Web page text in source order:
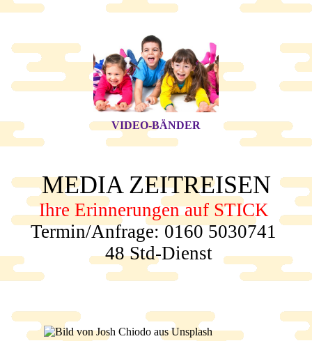
VIDEO-BÄNDER
MEDIAZEITREISEN
Ihre Erinnerungen auf STICK
Termin/Anfrage: 0160 5030741
48 Std-Dienst